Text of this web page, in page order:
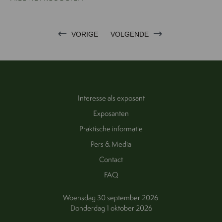
VORIGE VOLGENDE
Interesse als exposant
Exposanten
Praktische informatie
Pers & Media
Contact
FAQ
Woensdag 30 september 2026
Donderdag 1 oktober 2026